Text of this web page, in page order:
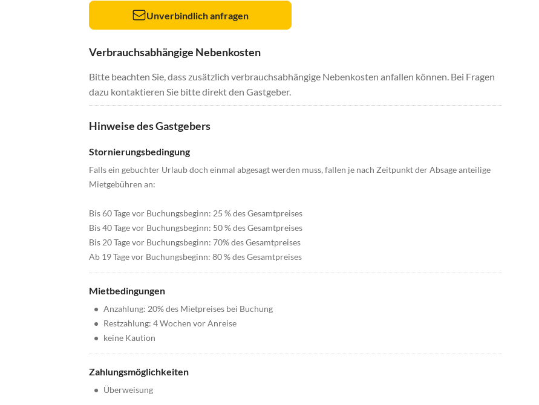
Unverbindlich anfragen
Verbrauchsabhängige Nebenkosten
Bitte beachten Sie, dass zusätzlich verbrauchsabhängige Nebenkosten anfallen können. Bei Fragen
dazu kontaktieren Sie bitte direkt den Gastgeber.
Hinweise des Gastgebers
Stornierungsbedingung
Falls ein gebuchter Urlaub doch einmal abgesagt werden muss, fallen je nach Zeitpunkt der Absage anteilige
Mietgebühren an:
Bis 60 Tage vor Buchungsbeginn: 25 % des Gesamtpreises
Bis 40 Tage vor Buchungsbeginn: 50 % des Gesamtpreises
Bis 20 Tage vor Buchungsbeginn: 70% des Gesamtpreises
Ab 19 Tage vor Buchungsbeginn: 80 % des Gesamtpreises
Mietbedingungen
• Anzahlung: 20% des Mietpreises bei Buchung
• Restzahlung: 4 Wochen vor Anreise
• keine Kaution
Zahlungsmöglichkeiten
• Überweisung